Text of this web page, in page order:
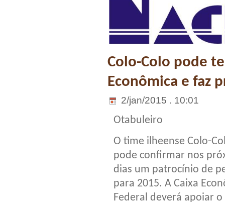
Colo-Colo pode
Econômica e faz
2/jan/2015 . 10:01
Otabuleiro
O time ilheense Colo-
pode confirmar nos
dias um patrocínio de
para 2015. A Caixa
Federal deverá apoiar o